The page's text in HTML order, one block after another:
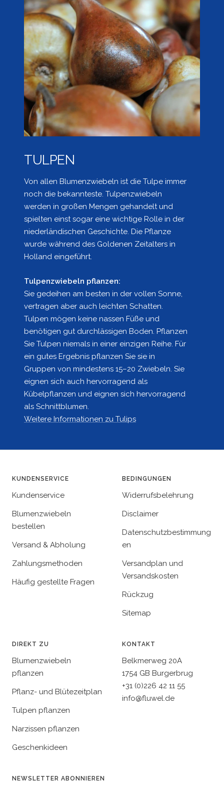
TULPEN
Von allen Blumenzwiebeln ist die Tulpe immer
noch die bekannteste. Tulpenzwiebeln
werden in großen Mengen gehandelt und
spielten einst sogar eine wichtige Rolle in der
niederländischen Geschichte. Die Pflanze
wurde während des Goldenen Zeitalters in
Holland eingeführt.
Tulpenzwiebeln pflanzen:
Sie gedeihen am besten in der vollen Sonne,
vertragen aber auch leichten Schatten.
Tulpen mögen keine nassen Füße und
benötigen gut durchlässigen Boden. Pflanzen
Sie Tulpen niemals in einer einzigen Reihe. Für
ein gutes Ergebnis pflanzen Sie sie in
Gruppen von mindestens 15–20 Zwiebeln. Sie
eignen sich auch hervorragend als
Kübelpflanzen und eignen sich hervorragend
als Schnittblumen.
Weitere Informationen zu Tulips
KUNDENSERVICE
Kundenservice
Blumenzwiebeln
bestellen
Versand & Abholung
Zahlungsmethoden
Häufig gestellte Fragen
BEDINGUNGEN
Widerrufsbelehrung
Disclaimer
Datenschutzbestimmung
en
Versandplan und
Versandskosten
Rückzug
Sitemap
DIREKT ZU
Blumenzwiebeln
pflanzen
Pflanz- und Blütezeitplan
Tulpen pflanzen
Narzissen pflanzen
Geschenkideen
KONTAKT
Belkmerweg 20A
1754 GB Burgerbrug
+31 (0)226 42 11 55
info@fluwel.de
NEWSLETTER ABONNIEREN